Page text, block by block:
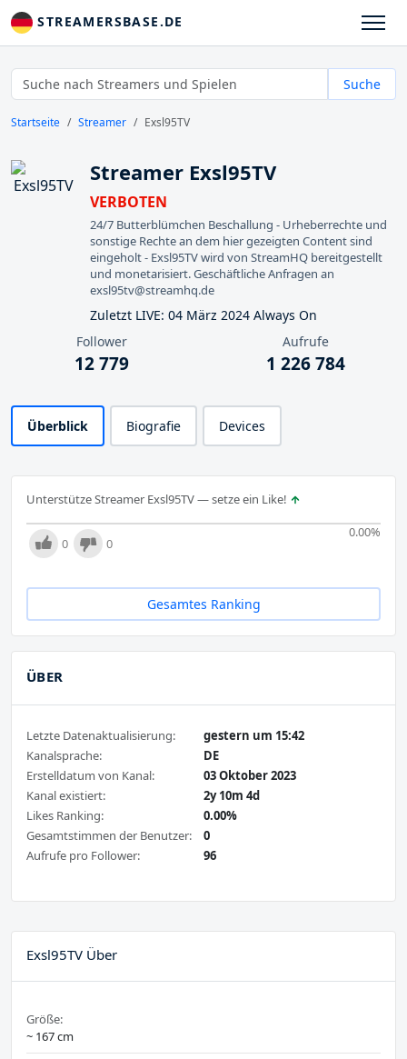
STREAMERSBASE.DE
Suche
Startseite Streamer Exsl95TV
Streamer Exsl95TV
VERBOTEN
24/7 Butterblümchen Beschallung - Urheberrechte und
sonstige Rechte an dem hier gezeigten Content sind
eingeholt - Exsl95TV wird von StreamHQ bereitgestellt
und monetarisiert. Geschäftliche Anfragen an
exsl95tv@streamhq.de
Zuletzt LIVE: 04 März 2024 Always On
Follower
12 779
Aufrufe
1 226 784
Überblick Biografie Devices
Unterstütze Streamer Exsl95TV — setze ein Like!
0.00%
0 0
Gesamtes Ranking
ÜBER
Letzte Datenaktualisierung:
gestern um 15:42
Kanalsprache:
DE
Erstelldatum von Kanal:
03 Oktober 2023
Kanal existiert:
2y 10m 4d
Likes Ranking:
0.00%
Gesamtstimmen der Benutzer:
0
Aufrufe pro Follower:
96
Exsl95TV Über
Größe:
~ 167 cm